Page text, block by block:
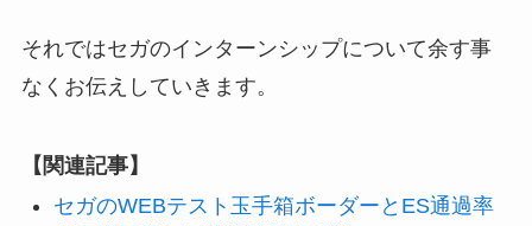
それではセガのインターンシップについて余す事
なくお伝えしていきます。
【関連記事】
セガのWEBテスト玉手箱ボーダーとES通過率